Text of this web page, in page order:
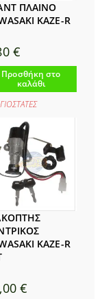
ΠΛΑΙΝΟ
KAZE-R
€
Προσθήκη στο
καλάθι
KAZE-R
€